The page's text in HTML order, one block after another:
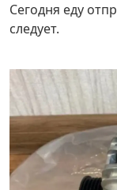
Сегодня еду
следует.